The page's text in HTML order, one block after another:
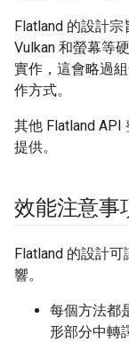
Flatland 的設計
Vulkan 和螢幕等
實作，這會略過
作方式。
其他 Flatland API
提供。
效能注意事
Flatland 的設計
響。
每個方法都
形部分中轉